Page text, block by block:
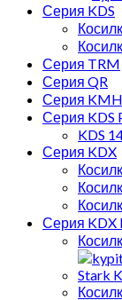
Серия KDS
Серия TRM
Серия QR
Серия KMH
Серия KDS
KDS
Серия KDX
Серия KDX
Stark